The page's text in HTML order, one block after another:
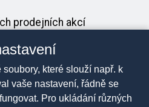
prodejních akcí
které slouží např. k
vaše nastavení, řádně se
Pro ukládání různých